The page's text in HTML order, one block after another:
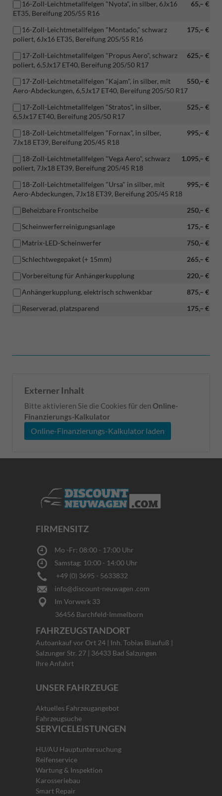
65,– €
16-Zoll-Leichtmetallfelgen "Nyota", in silber, 6Jx16
ET35, Bereifung 205/55 R16
175,– €
16-Zoll-Leichtmetallfelgen "Montado," schwarz
poliert, 6Jx16 ET35, Bereifung 205/55 R16
625,– €
17-Zoll-Leichtmetallfelgen "Propus Aero", schwarz
poliert, 6,5Jx17 ET40, Bereifung 205/50 R17
550,– €
17-Zoll-Leichtmetallfelgen "Kajam", in silber, mit
Aero-Abdeckungen, 6,5Jx17 ET40, Bereifung 205/50 R17
525,– €
17-Zoll-Leichtmetallfelgen "Stratos", in silber,
6,5Jx17 ET40, Bereifung 205/50 R17
995,– €
18-Zoll-Leichtmetallfelgen "Fornax", in silber,
7Jx18 ET39, Bereifung 205/45 R18
1.095,– €
18-Zoll-Leichtmetallfelgen "Vega Aero", schwarz
poliert, 7Jx18 ET39, Bereifung 205/45 R18
995,– €
18-Zoll-Leichtmetallfelgen "Ursa" in silber, mit
Aero-Abdeckungen, 7Jx18 ET39, Bereifung 205/45 R18
250,– €
Beheizbare Frontscheibe
175,– €
Scheinwerferreinigungsanlage
750,– €
Matrix-LED-Scheinwerfer
265,– €
Schlechtwegepaket (+ 15mm)
220,– €
Vorbereitung für Anhängerkupplung
875,– €
Anhängerkupplung, elektrisch schwenkbar
175,– €
Reserverad, platzsparend
Externer Inhalt
Bitte aktivieren Sie die Cookies für den Online-
Finanzierungs-Kalkulator
Online-Finanzierungs-Kalkulator laden
FIRMENSITZ
Mo -Fr: 08:00 - 17:00 Uhr
Samstag: 10:00 - 14:00 Uhr
+49 (0) 3695 - 5633832
info@discount-neuwagen .com
Im Vorwerk 33
36456 Barchfeld-Immelborn
FAHRZEUGSTANDORT
Autoankauf vor Ort 24 | Inh. Tobias Blaufuß |
Salzunger Str. 27 | 36433 Bad Salzungen
Ihre Anfahrt
UNSER FAHRZEUGE
Aktuelles Fahrzeugangebot
Fahrzeugsuche
SERVICELEISTUNGEN
HU/AU Hauptuntersuchung
Reifenservice
Wartung & Inspektion
Karosseriebau
Smart Repair